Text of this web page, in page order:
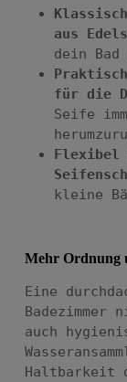
aus
dein
für die
Seife
Flexibel
kleine
Mehr Ordnung
Eine
auch
Haltbarkeit